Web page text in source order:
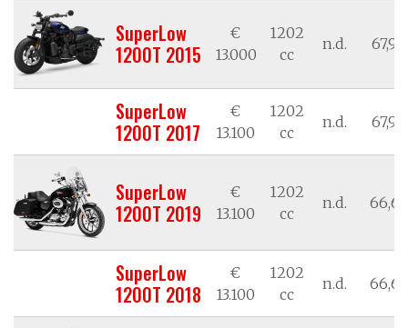
SuperLow
1200T 2015
€
13.000
1202
cc
n.d.
SuperLow
1200T 2017
€
13.100
1202
cc
n.d.
SuperLow
1200T 2019
€
13.100
1202
cc
n.d.
SuperLow
1200T 2018
€
13.100
1202
cc
n.d.